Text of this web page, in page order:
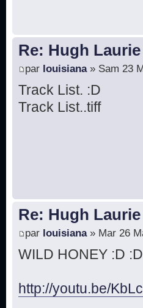
Re: Hugh
par louisiana» Sam 23
Track List. :D
Track List..tiff
Re: Hugh
par louisiana» Mar 26
WILD HONEY :D :D
http://youtu.be/